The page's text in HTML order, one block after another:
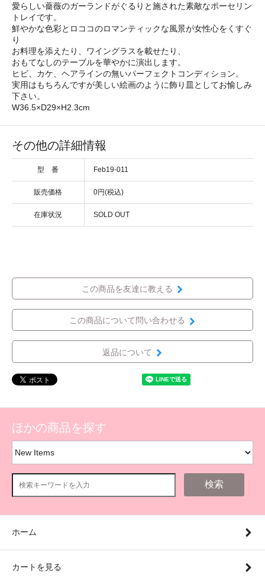
愛らしい薔薇のガーランドがぐるりと施された素敵なポーセリン
トレイです。
鮮やかな色彩とロココのロマンティックな風景が女性心をくすぐ
り
お料理を添えたり、ワイングラスを載せたり、
おもてなしのテーブルを華やかに演出します。
ヒビ、カケ、ヘアラインの無いパーフェクトコンディション。
実用はもちろんですが美しい絵画のように飾り皿としてお愉しみ
下さい。
W36.5×D29×H2.3cm
その他の詳細情報
型 番 Feb19-011
販売価格 0円(税込)
在庫状況 SOLD OUT
この商品を友達に教える
この商品について問い合わせる
返品について
ほかの商品を探す
検索
ホーム
カートを見る